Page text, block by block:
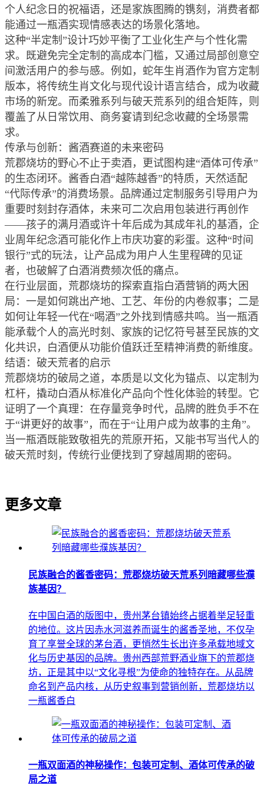
个人纪念日的祝福语，还是家族图腾的镌刻，消费者都
能通过一瓶酒实现情感表达的场景化落地。
这种“半定制”设计巧妙平衡了工业化生产与个性化需
求。既避免完全定制的高成本门槛，又通过局部创意空
间激活用户的参与感。例如，蛇年生肖酒作为官方定制
版本，将传统生肖文化与现代设计语言结合，成为收藏
市场的新宠。而柔雅系列与破天荒系列的组合矩阵，则
覆盖了从日常饮用、商务宴请到纪念收藏的全场景需
求。
传承与创新：酱酒赛道的未来密码
荒郡烧坊的野心不止于卖酒，更试图构建“酒体可传承”
的生态闭环。酱香白酒“越陈越香”的特质，天然适配
“代际传承”的消费场景。品牌通过定制服务引导用户为
重要时刻封存酒体，未来可二次启用包装进行再创作
——孩子的满月酒或许十年后成为其成年礼的基酒，企
业周年纪念酒可能化作上市庆功宴的彩蛋。这种“时间
银行”式的玩法，让产品成为用户人生里程碑的见证
者，也破解了白酒消费频次低的痛点。
在行业层面，荒郡烧坊的探索直指白酒营销的两大困
局：一是如何跳出产地、工艺、年份的内卷叙事；二是
如何让年轻一代在“喝酒”之外找到情感共鸣。当一瓶酒
能承载个人的高光时刻、家族的记忆符号甚至民族的文
化共识，白酒便从功能价值跃迁至精神消费的新维度。
结语：破天荒者的启示
荒郡烧坊的破局之道，本质是以文化为锚点、以定制为
杠杆，撬动白酒从标准化产品向个性化体验的转型。它
证明了一个真理：在存量竞争时代，品牌的胜负手不在
于“讲更好的故事”，而在于“让用户成为故事的主角”。
当一瓶酒既能致敬祖先的荒原开拓，又能书写当代人的
破天荒时刻，传统行业便找到了穿越周期的密码。
更多文章
民族融合的酱香密码：荒郡烧坊破天荒系列暗藏哪些濮
族基因？
在中国白酒的版图中，贵州茅台镇始终占据着举足轻重
的地位。这片因赤水河滋养而诞生的酱香圣地，不仅孕
育了享誉全球的茅台酒，更悄然生长出许多承载地域文
化与历史基因的品牌。贵州西部荒野酒业旗下的荒郡烧
坊，正是其中以“文化寻根”为使命的独特存在。从品牌
命名到产品内核，从历史叙事到营销创新，荒郡烧坊以
一瓶酱香白
一瓶双面酒的神秘操作：包装可定制、酒体可传承的破
局之道